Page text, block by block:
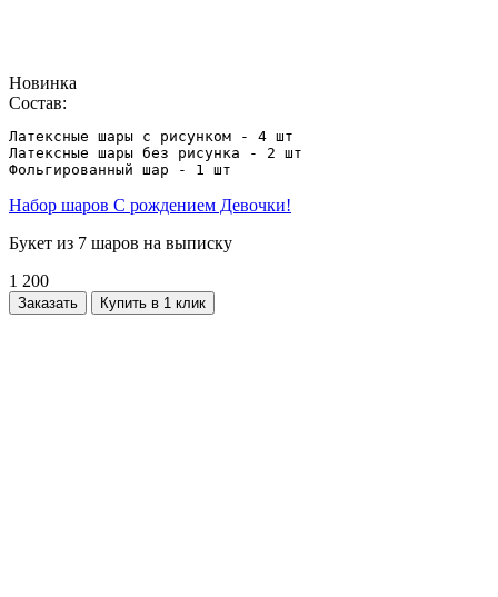
Новинка
Состав:
Латексные шары с рисунком - 4 шт
Латексные шары без рисунка - 2 шт
Фольгированный шар - 1 шт
Набор шаров С рождением Девочки!
Букет из 7 шаров на выписку
1 200
Заказать Купить в 1 клик